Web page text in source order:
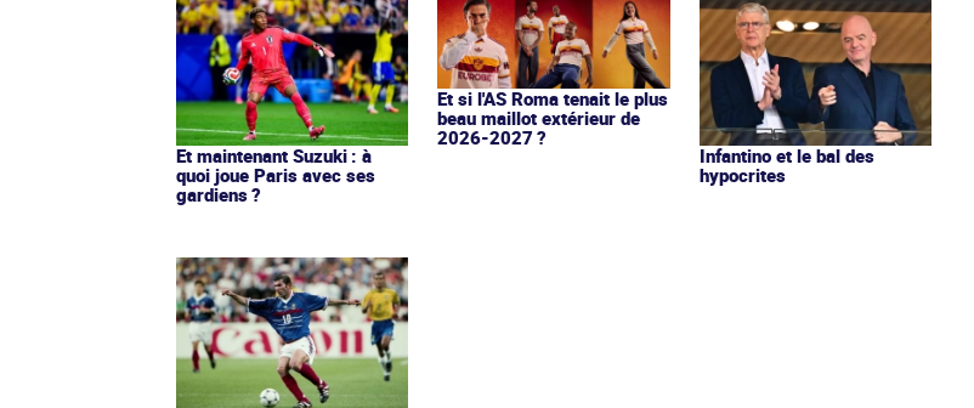
Et maintenant Suzuki : à
quoi joue Paris avec ses
gardiens ?
Et si l'AS Roma tenait le plus
beau maillot extérieur de
2026-2027 ?
Infantino et le bal des
hypocrites